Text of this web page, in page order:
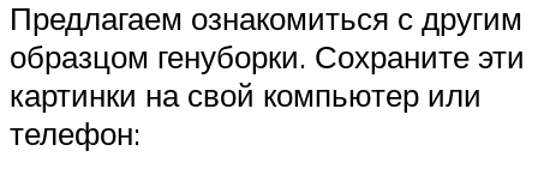
Предлагаем ознакомиться с другим
образцом генуборки. Сохраните эти
картинки на свой компьютер или
телефон: